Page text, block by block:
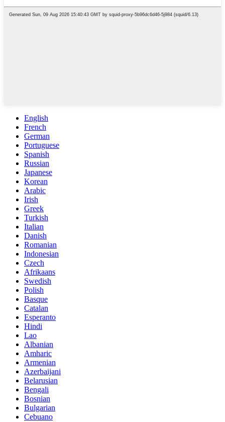
English
French
German
Portuguese
Spanish
Russian
Japanese
Korean
Arabic
Irish
Greek
Turkish
Italian
Danish
Romanian
Indonesian
Czech
Afrikaans
Swedish
Polish
Basque
Catalan
Esperanto
Hindi
Lao
Albanian
Amharic
Armenian
Azerbaijani
Belarusian
Bengali
Bosnian
Bulgarian
Cebuano